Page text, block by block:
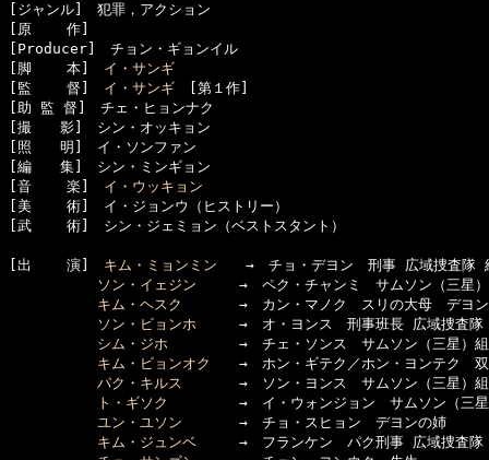
[ジャンル]　犯罪，アクション
[原    作]
[Producer]　チョン・ギョンイル
[脚    本] イ・サンギ
[監    督] イ・サンギ [第１作]
[助 監 督]　チェ・ヒョンナク
[撮　　影]　シン・オッキョン
[照　　明]　イ・ソンファン
[編　　集]　シン・ミンギョン
[音    楽] イ・ウッキョン
[美    術]　イ・ジョンウ（ヒストリー）
[武    術]　シン・ジェミョン（ベストスタント）
[出    演] キム・ミョンミン →　チョ・デヨン　刑事 広域捜査隊
ソン・イェジン →　ペク・チャンミ　サムソン（三星）
キム・ヘスク
→　カン・マノク　スリの大母　デヨン
ソン・ビョンホ →　オ・ヨンス　刑事班長 広域捜査隊
シム・ジホ →　チェ・ソンス　サムソン（三星）組
キム・ビョンオク
→　ホン・ギテク／ホン・ヨンテク　双
パク・キルス →　ソン・ヨンス　サムソン（三星）組
ト・ギソク
→　イ・ウォンジョン　サムソン（三星
ユン・ユソン →　チョ・スヒョン　デヨンの姉
キム・ジュンベ →　フランケン　パク刑事 広域捜査隊